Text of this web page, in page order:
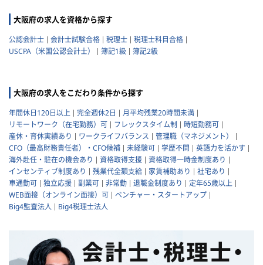
大阪府の求人を資格から探す
公認会計士 会計士試験合格 税理士
税理士科目合格
USCPA（米国公認会計士）
簿記1級 簿記2級
大阪府の求人をこだわり条件から探す
年間休日120日以上 完全週休2日
月平均残業20時間未満
リモートワーク（在宅勤務）可
フレックスタイム制
時短勤務可
産休・育休実績あり
ワークライフバランス
管理職（マネジメント）
CFO（最高財務責任者）・CFO候補
未経験可 学歴不問
英語力を活かす
海外赴任・駐在の機会あり
資格取得支援
資格取得一時金制度あり
インセンティブ制度あり
残業代全額支給 家賃補助あり
社宅あり
車通勤可
独立応援 副業可 非常勤 退職金制度あり
定年65歳以上
WEB面接（オンライン面接）可
ベンチャー・スタートアップ
Big4監査法人
Big4税理士法人